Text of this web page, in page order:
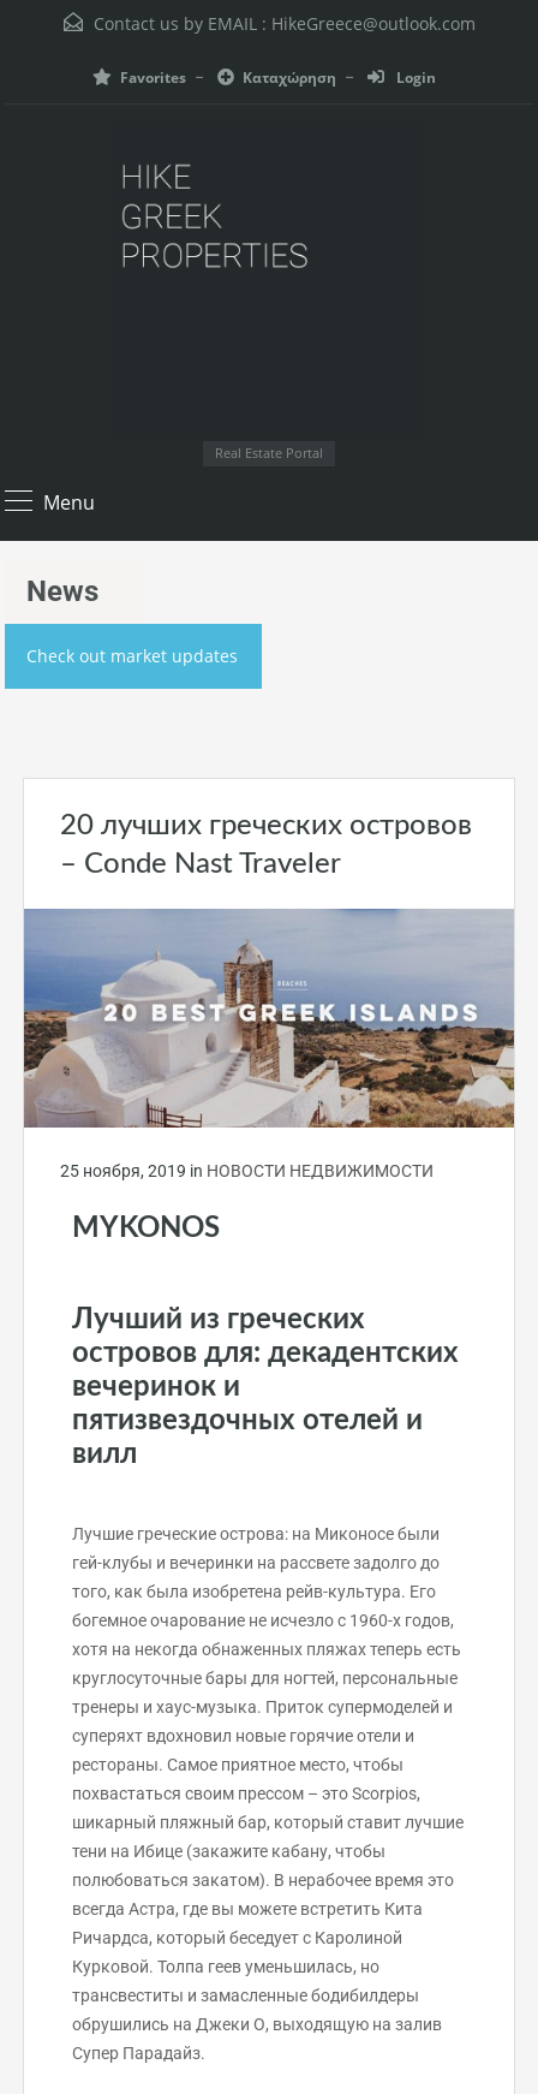
Contact us by EMAIL : HikeGreece@outlook.com
Favorites Καταχώρηση Login
Real Estate Portal
Menu
News
Check out market updates
20 лучших греческих островов
– Conde Nast Traveler
25 ноября, 2019 in НОВОСТИ НЕДВИЖИМОСТИ
MYKONOS
Лучший из греческих
островов для: декадентских
вечеринок и
пятизвездочных отелей и
вилл
Лучшие греческие острова: на Миконосе были
гей-клубы и вечеринки на рассвете задолго до
того, как была изобретена рейв-культура. Его
богемное очарование не исчезло с 1960-х годов,
хотя на некогда обнаженных пляжах теперь есть
круглосуточные бары для ногтей, персональные
тренеры и хаус-музыка. Приток супермоделей и
суперяхт вдохновил новые горячие отели и
рестораны. Самое приятное место, чтобы
похвастаться своим прессом – это Scorpios,
шикарный пляжный бар, который ставит лучшие
тени на Ибице (закажите кабану, чтобы
полюбоваться закатом). В нерабочее время это
всегда Астра, где вы можете встретить Кита
Ричардса, который беседует с Каролиной
Курковой. Толпа геев уменьшилась, но
трансвеститы и замасленные бодибилдеры
обрушились на Джеки О, выходящую на залив
Супер Парадайз.